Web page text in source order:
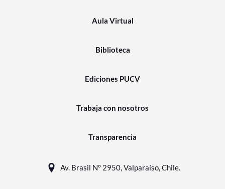
Aula Virtual
Biblioteca
Ediciones PUCV
Trabaja con nosotros
Transparencia
Av. Brasil N° 2950, Valparaíso, Chile.